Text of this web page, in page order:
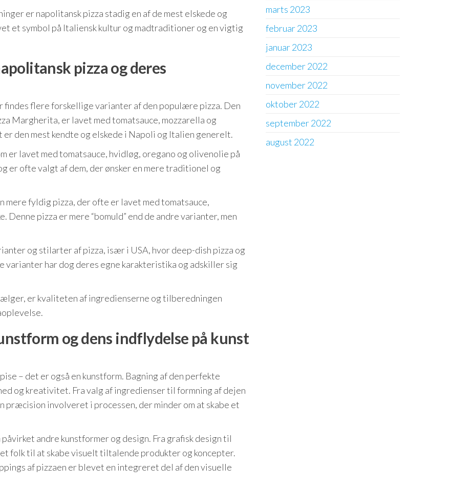
er napolitansk pizza stadig en af de mest elskede og
et symbol på Italiensk kultur og madtraditioner og en vigtig
pizza og deres
findes flere forskellige varianter af den populære pizza. Den
Margherita, er lavet med tomatsauce, mozzarella og
er den mest kendte og elskede i Napoli og Italien generelt.
er lavet med tomatsauce, hvidløg, oregano og olivenolie på
er ofte valgt af dem, der ønsker en mere traditionel og
mere fyldig pizza, der ofte er lavet med tomatsauce,
Denne pizza er mere “bomuld” end de andre varianter, men
og stilarter af pizza, især i USA, hvor deep-dish pizza og
har dog deres egne karakteristika og adskiller sig
er kvaliteten af ingredienserne og tilberedningen
og dens indflydelse på kunst
– det er også en kunstform. Bagning af den perfekte
og kreativitet. Fra valg af ingredienser til formning af dejen
involveret i processen, der minder om at skabe et
andre kunstformer og design. Fra grafisk design til
folk til at skabe visuelt tiltalende produkter og koncepter.
af pizzaen er blevet en integreret del af den visuelle
marts 2023
februar 2023
januar 2023
december 2022
november 2022
oktober 2022
september 2022
august 2022